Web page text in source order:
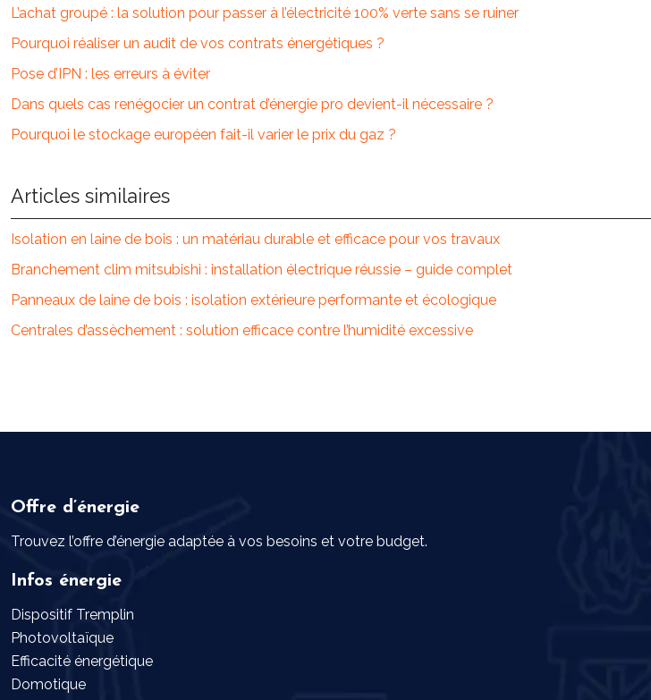
L’achat groupé : la solution pour passer à l’électricité 100% verte sans se ruiner
Pourquoi réaliser un audit de vos contrats énergétiques ?
Pose d’IPN : les erreurs à éviter
Dans quels cas renégocier un contrat d’énergie pro devient-il nécessaire ?
Pourquoi le stockage européen fait-il varier le prix du gaz ?
Articles similaires
Isolation en laine de bois : un matériau durable et efficace pour vos travaux
Branchement clim mitsubishi : installation électrique réussie – guide complet
Panneaux de laine de bois : isolation extérieure performante et écologique
Centrales d’assèchement : solution efficace contre l’humidité excessive
Offre d’énergie
Trouvez l’offre d’énergie adaptée à vos besoins et votre budget.
Infos énergie
Dispositif Tremplin
Photovoltaïque
Efficacité énergétique
Domotique